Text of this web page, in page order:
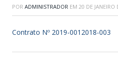
POR ADMINISTRADOR EM 20 DE JANEIRO
Contrato Nº 2019-0012018-003